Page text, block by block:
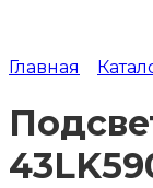
Главная